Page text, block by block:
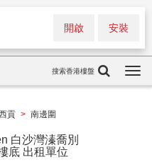
安裝
開啟
搜索香港樓盤
貢 > 南邊圍
白沙灣溱喬別
底 出租單位